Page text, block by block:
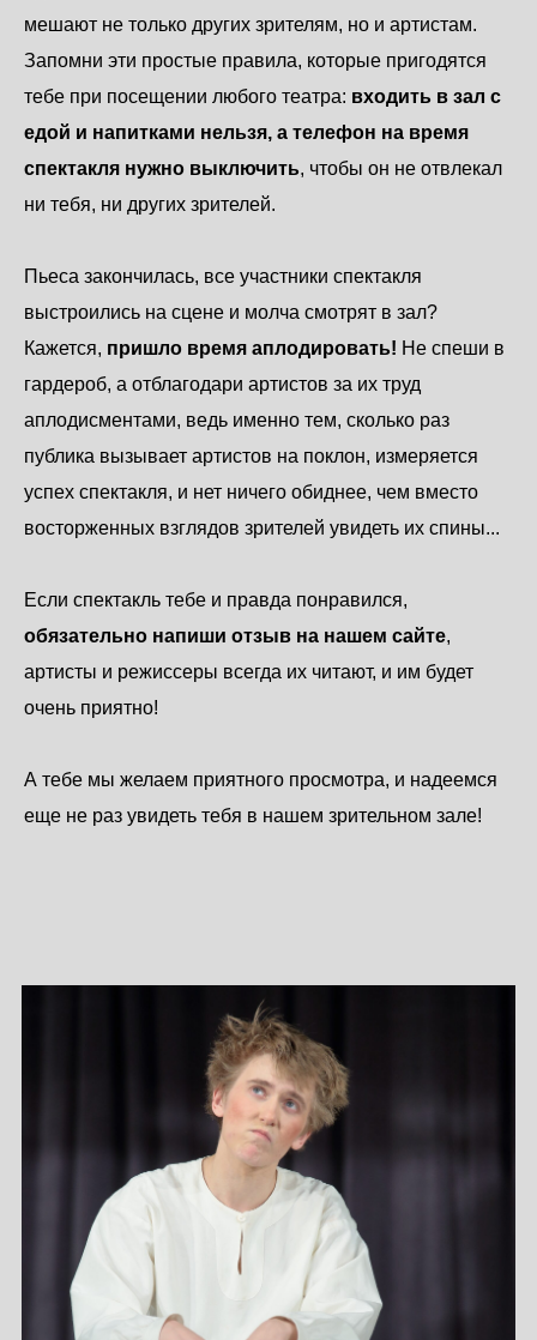
мешают не только других зрителям, но и артистам.
Запомни эти простые правила, которые пригодятся
тебе при посещении любого театра: входить в зал с
едой и напитками нельзя, а телефон на время
спектакля нужно выключить, чтобы он не отвлекал
ни тебя, ни других зрителей.
Пьеса закончилась, все участники спектакля
выстроились на сцене и молча смотрят в зал?
Кажется, пришло время аплодировать! Не спеши в
гардероб, а отблагодари артистов за их труд
аплодисментами, ведь именно тем, сколько раз
публика вызывает артистов на поклон, измеряется
успех спектакля, и нет ничего обиднее, чем вместо
восторженных взглядов зрителей увидеть их спины...
Если спектакль тебе и правда понравился,
обязательно напиши отзыв на нашем сайте,
артисты и режиссеры всегда их читают, и им будет
очень приятно!
А тебе мы желаем приятного просмотра, и надеемся
еще не раз увидеть тебя в нашем зрительном зале!